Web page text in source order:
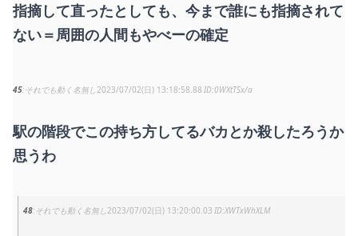
指摘して直ったとしても、今まで誰にも指摘されて
ない＝周囲の人間もやべーの確定
45 それでも動く名無し2023/07/02(日) 13:18:58.88 0WXtTSx/a
駅の階段でこの持ち方してるバカとか殺したろうか
思うわ
48 それでも動く名無し2023/07/02(日) 13:20:00.03 XWTxWhXLM